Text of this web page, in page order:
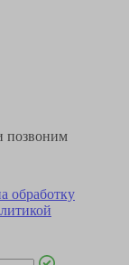
позвоним
обработку